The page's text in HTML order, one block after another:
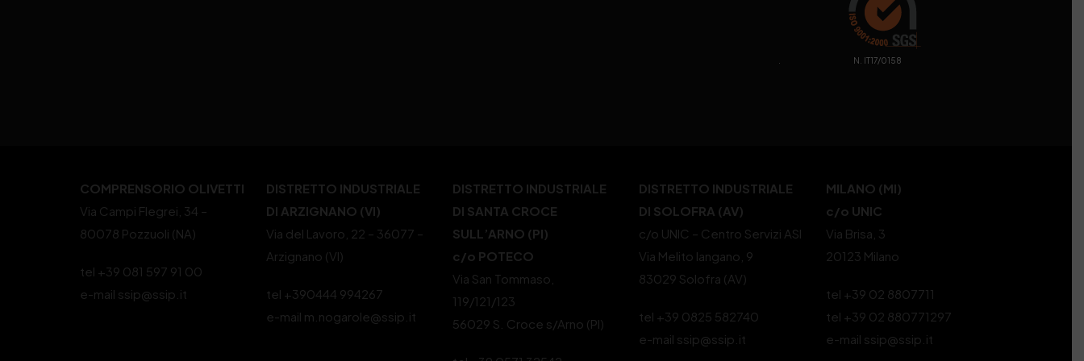
. N. IT17/0158
COMPRENSORIO OLIVETTI
Via Campi Flegrei, 34 –
80078 Pozzuoli (NA)
tel +39 081 597 91 00
e-mail ssip@ssip.it
DISTRETTO INDUSTRIALE
DI ARZIGNANO (VI)
Via del Lavoro, 22 – 36077 –
Arzignano (VI)
tel +390444 994267
e-mail m.nogarole@ssip.it
DISTRETTO INDUSTRIALE
DI SANTA CROCE
SULL’ARNO (PI)
c/o POTECO
Via San Tommaso,
119/121/123
56029 S. Croce s/Arno (PI)
DISTRETTO INDUSTRIALE
DI SOLOFRA (AV)
c/o UNIC – Centro Servizi ASI
Via Melito Iangano, 9
83029 Solofra (AV)
tel +39 0825 582740
e-mail ssip@ssip.it
MILANO (MI)
c/o UNIC
Via Brisa, 3
20123 Milano
tel +39 02 8807711
tel +39 02 880771297
e-mail ssip@ssip.it